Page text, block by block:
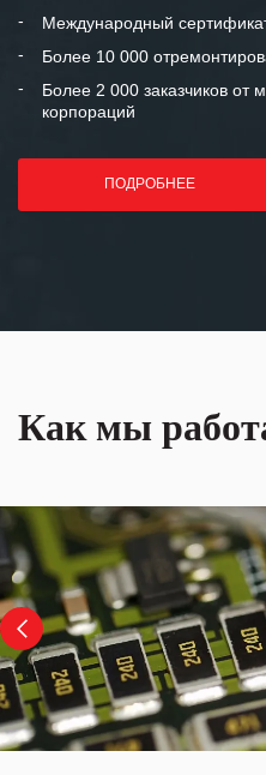
лет
Международный
Более 10 000
Более 2 000 заказчиков от
корпораций
ПОДРОБНЕЕ
Как мы